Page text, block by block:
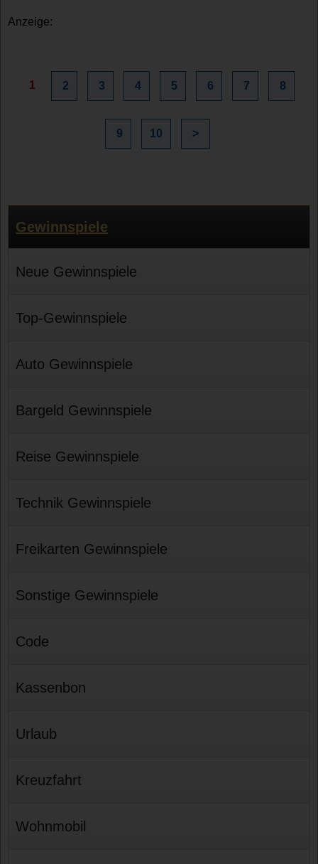
Anzeige:
1 2 3 4 5 6 7 8
9 10 >
Gewinnspiele
Neue Gewinnspiele
Top-Gewinnspiele
Auto Gewinnspiele
Bargeld Gewinnspiele
Reise Gewinnspiele
Technik Gewinnspiele
Freikarten Gewinnspiele
Sonstige Gewinnspiele
Code
Kassenbon
Urlaub
Kreuzfahrt
Wohnmobil